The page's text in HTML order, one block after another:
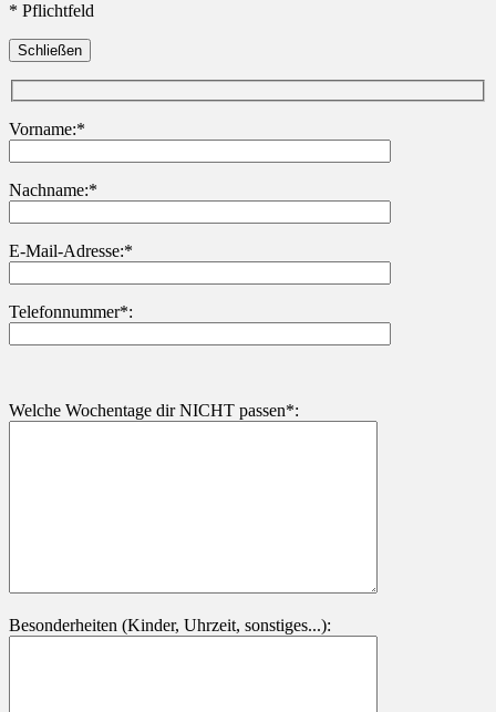
* Pflichtfeld
Schließen
Vorname:*
Nachname:*
Bitte lasse dieses Feld leer.
E-Mail-Adresse:*
Telefonnummer*:
Welche Wochentage dir NICHT passen*:
Besonderheiten (Kinder, Uhrzeit, sonstiges...):